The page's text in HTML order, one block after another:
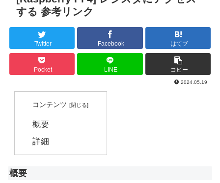
する 参考リンク
Twitter Facebook はてブ
Pocket LINE コピー
2024.05.19
コンテンツ
概要
詳細
概要